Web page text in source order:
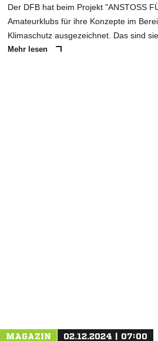
Der DFB hat beim Projekt "ANSTOSS
Amateurklubs für ihre Konzepte im
Klimaschutz ausgezeichnet. Das sind sie.
Mehr lesen
MAGAZIN 02.12.2024 | 07:00